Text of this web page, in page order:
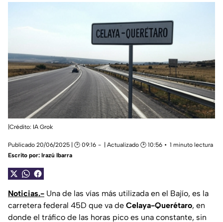
|Crédito: IA Grok
Publicado 20/06/2025 | 🕑 09:16 | Actualizado 🕑 10:56
1 minuto lectura
Escrito por: Irazú Ibarra
Noticias.- Una de las vías más utilizada en el Bajío, es la
carretera federal 45D que va de Celaya-Querétaro, en
donde el tráfico de las horas pico es una constante, sin